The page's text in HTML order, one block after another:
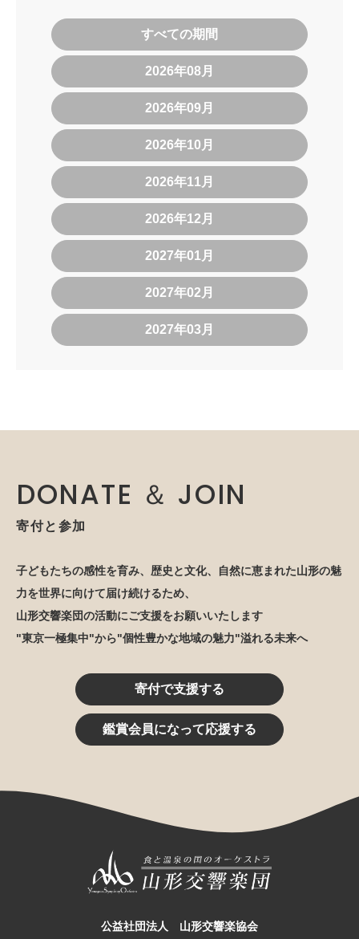
すべての期間
2026年08月
2026年09月
2026年10月
2026年11月
2026年12月
2027年01月
2027年02月
2027年03月
DONATE ＆ JOIN
寄付と参加
子どもたちの感性を育み、歴史と文化、自然に恵まれた山形の魅
力を世界に向けて届け続けるため、
山形交響楽団の活動にご支援をお願いいたします
"東京一極集中"から"個性豊かな地域の魅力"溢れる未来へ
寄付で支援する
鑑賞会員になって応援する
公益社団法人 山形交響楽協会